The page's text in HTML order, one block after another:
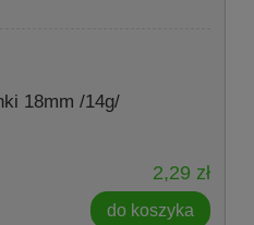
18mm /14g/
2,29 zł
do koszyka